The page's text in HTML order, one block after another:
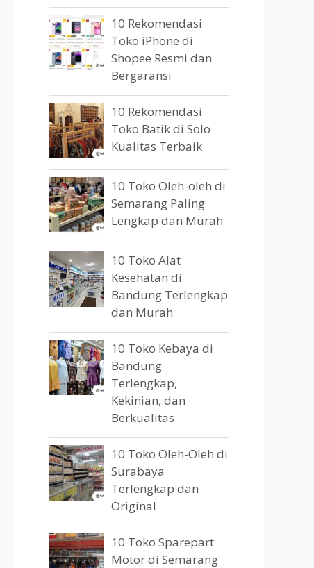
10 Rekomendasi
Toko iPhone di
Shopee Resmi dan
Bergaransi
10 Rekomendasi
Toko Batik di Solo
Kualitas Terbaik
10 Toko Oleh-oleh di
Semarang Paling
Lengkap dan Murah
10 Toko Alat
Kesehatan di
Bandung Terlengkap
dan Murah
10 Toko Kebaya di
Bandung
Terlengkap,
Kekinian, dan
Berkualitas
10 Toko Oleh-Oleh di
Surabaya
Terlengkap dan
Original
10 Toko Sparepart
Motor di Semarang